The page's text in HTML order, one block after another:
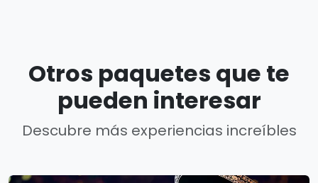
Otros paquetes que te
pueden interesar
Descubre más experiencias increíbles